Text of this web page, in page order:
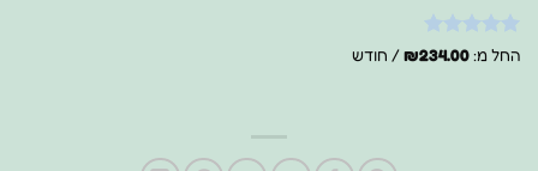
דורג5מתוךהחל מ: ₪234.00 / חודש